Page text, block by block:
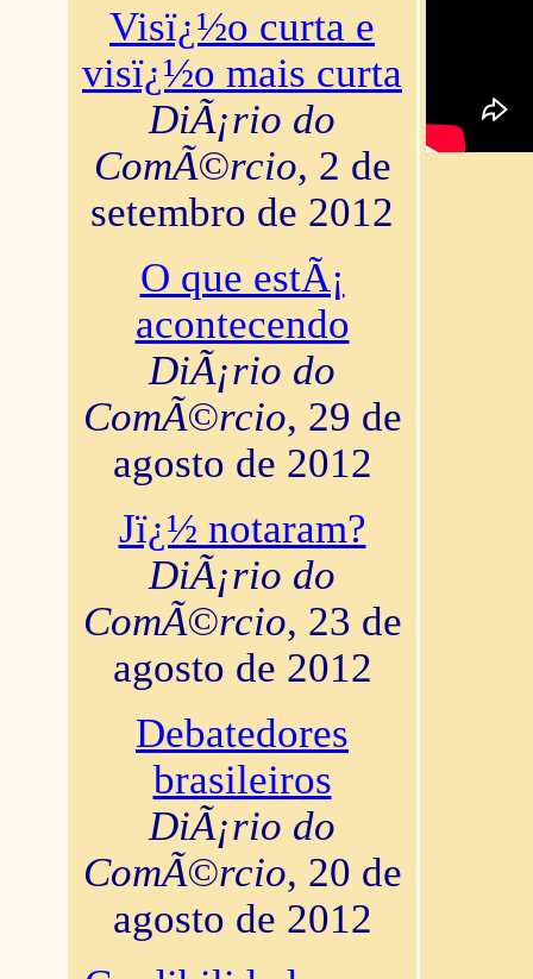
Visï¿½o curta e
visï¿½o mais curta
DiÃ¡rio do
ComÃ©rcio, 2 de
setembro de 2012
O que estÃ¡
acontecendo
DiÃ¡rio do
ComÃ©rcio, 29 de
agosto de 2012
Jï¿½ notaram?
DiÃ¡rio do
ComÃ©rcio, 23 de
agosto de 2012
Debatedores
brasileiros
DiÃ¡rio do
ComÃ©rcio, 20 de
agosto de 2012